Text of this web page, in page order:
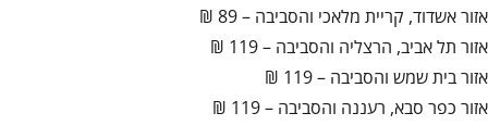
אזור אשדוד, קריית מלאכי והסביבה – 89 ₪
אזור תל אביב, הרצליה והסביבה – 119 ₪
אזור בית שמש והסביבה – 119 ₪
אזור כפר סבא, רעננה והסביבה – 119 ₪